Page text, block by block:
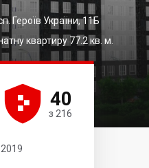
Героїв України, 11Б
квартиру 77.2 кв. м.




 40
з 216